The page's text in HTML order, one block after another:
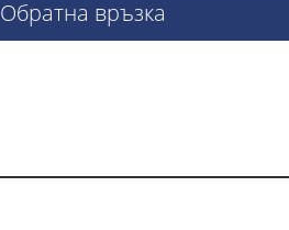
Обратна връзка